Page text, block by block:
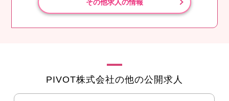
その他求人の情報
PIVOT株式会社の他の公開求人